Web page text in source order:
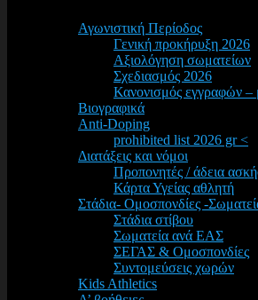
Αγωνιστική Περίοδος
Γενική προκήρυξη 2026
Αξιολόγηση σωματείων
Σχεδιασμός 2026
Κανονισμός εγγραφών –
Βιογραφικά
Anti-Doping
prohibited list 2026 gr <
Διατάξεις και νόμοι
Προπονητές / άδεια
Κάρτα Υγείας αθλητή
Στάδια- Ομοσπονδίες -
Στάδια στίβου
Σωματεία ανά ΕΑΣ
ΣΕΓΑΣ & Ομοσπονδίες
Συντομεύσεις χωρών
Kids Athletics